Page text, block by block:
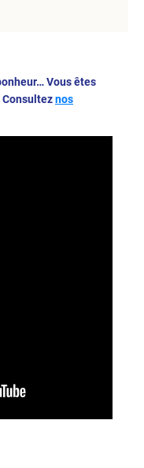
Vous êtes
Consulteznos